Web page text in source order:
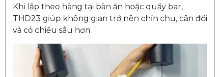
Khi lắp theo hàng tại bàn ăn hoặc quầy bar,
THD23 giúp không gian trở nên chỉn chu, cân đối
và có chiều sâu hơn.